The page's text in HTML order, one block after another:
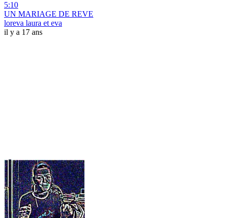
5:10
UN MARIAGE DE REVE
loreva laura et eva
il y a 17 ans